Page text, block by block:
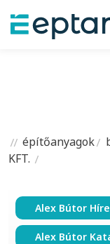
építőanyagok
KFT.
Alex Bútor
Alex Bútor